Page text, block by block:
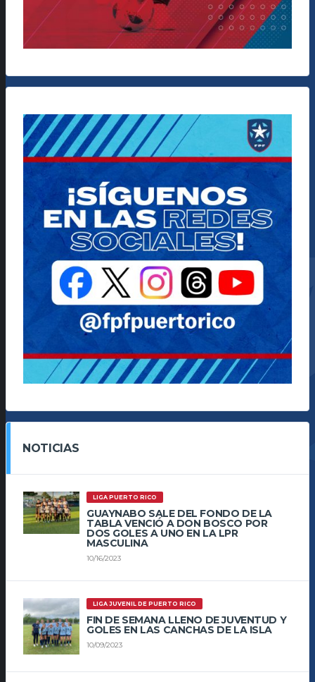
NOTICIAS
LIGA PUERTO RICO
GUAYNABO SALE DEL FONDO DE LA
TABLA VENCIÓ A DON BOSCO POR
DOS GOLES A UNO EN LA LPR
MASCULINA
10/16/2023
LIGA JUVENIL DE PUERTO RICO
FIN DE SEMANA LLENO DE JUVENTUD Y
GOLES EN LAS CANCHAS DE LA ISLA
10/09/2023